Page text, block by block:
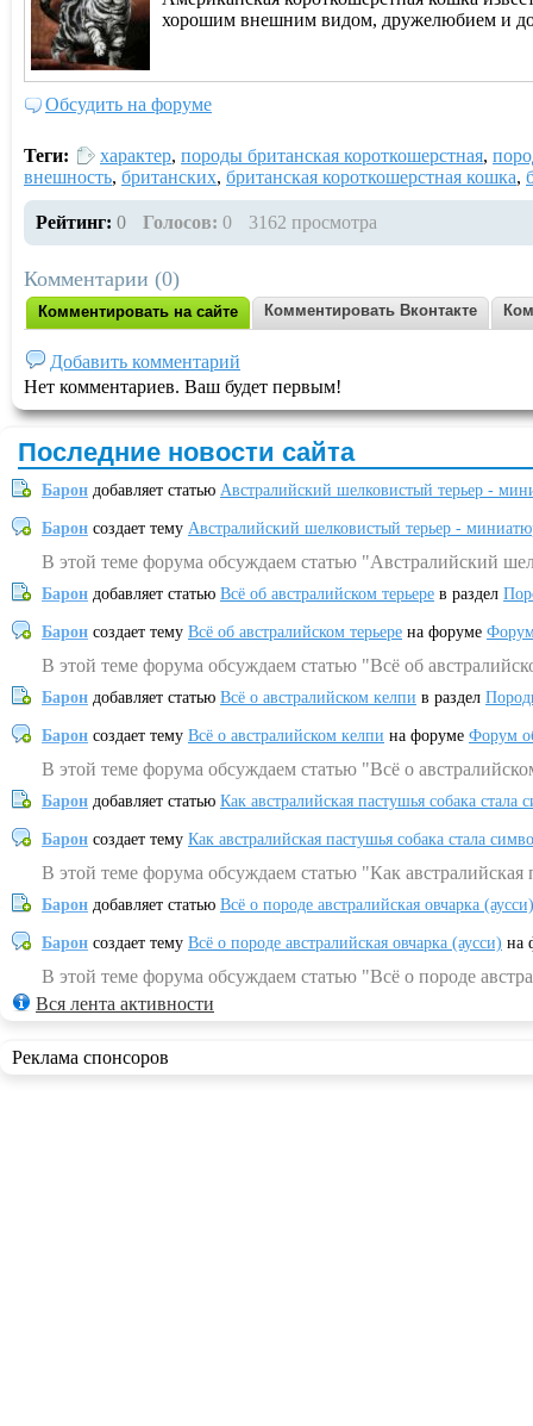
хорошим внешним видом, дружелюбием и
Обсудить на форуме
Теги: характер, породы британская короткошерстная,
внешность, британских, британская короткошерстная кошка,
Рейтинг: 0 Голосов: 0 3162 просмотра
Комментарии (0)
Комментировать на сайте Комментировать Вконтакте
Добавить комментарий
Нет комментариев. Ваш будет первым!
Последние новости сайта
Барон добавляет статью Австралийский шелковистый терьер -
Барон создает тему Австралийский шелковистый терьер -
В этой теме форума обсуждаем статью "Австралийский
Барон добавляет статью Всё об австралийском терьере в раздел
Барон создает тему Всё об австралийском терьере на форуме
В этой теме форума обсуждаем статью "Всё об
Барон добавляет статью Всё о австралийском келпи в раздел
Барон создает тему Всё о австралийском келпи на форуме Форум
В этой теме форума обсуждаем статью "Всё о
Барон добавляет статью Как австралийская пастушья собака
Барон создает тему Как австралийская пастушья собака стала
В этой теме форума обсуждаем статью "Как
Барон добавляет статью Всё о породе австралийская овчарка (аусси)
Барон создает тему Всё о породе австралийская овчарка (аусси) на
В этой теме форума обсуждаем статью "Всё о породе
Вся лента активности
Реклама спонсоров